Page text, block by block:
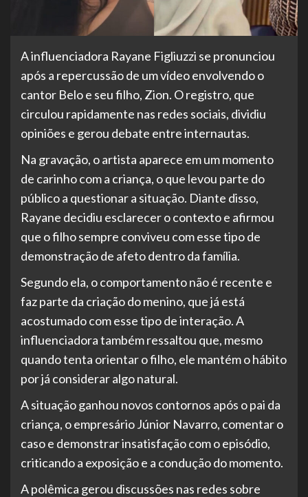
A influenciadora Rayane Figliuzzi se pronunciou
após a repercussão de um vídeo envolvendo o
cantor Belo e seu filho, Zion. O registro, que
circulou rapidamente nas redes sociais, dividiu
opiniões e gerou debate entre internautas.
Na gravação, o artista aparece em um momento
de carinho com a criança, o que levou parte do
público a questionar a situação. Diante disso,
Rayane decidiu esclarecer o contexto e afirmou
que o filho sempre conviveu com esse tipo de
demonstração de afeto dentro da família.
Segundo ela, o comportamento não é recente e
faz parte da criação do menino, que já está
acostumado com esse tipo de interação. A
influenciadora também ressaltou que, mesmo
quando tenta orientar o filho, ele mantém o hábito
por já considerar algo natural.
A situação ganhou novos contornos após o pai da
criança, o empresário Júnior Navarro, comentar o
caso e demonstrar insatisfação com o episódio,
criticando a exposição e a condução do momento.
A polêmica gerou discussões nas redes sobre